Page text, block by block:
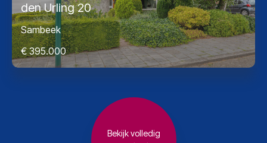
den Urling 20
Sambeek
€ 395.000
Bekijk volledig